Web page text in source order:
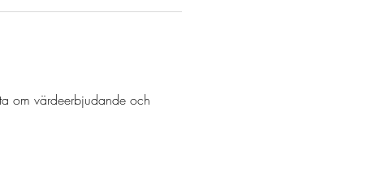
om värdeerbjudande och